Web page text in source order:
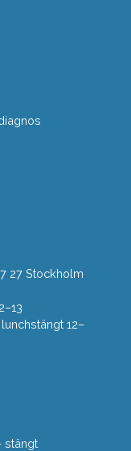
27 Stockholm
12–
stängt